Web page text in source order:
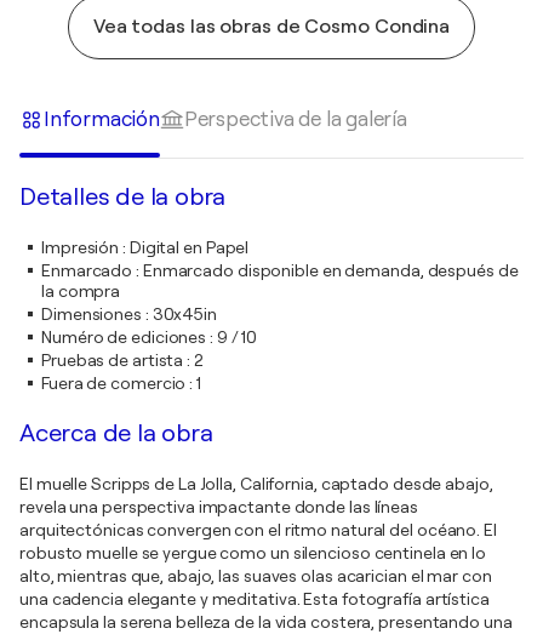
Vea todas las obras de Cosmo Condina
Información Perspectiva de la galería
Detalles de la obra
Impresión : Digital en Papel
Enmarcado : Enmarcado disponible en demanda, después de
la compra
Dimensiones : 30x45in
Numéro de ediciones : 9 / 10
Pruebas de artista : 2
Fuera de comercio :1
Acerca de la obra
El muelle Scripps de La Jolla, California, captado desde abajo,
revela una perspectiva impactante donde las líneas
arquitectónicas convergen con el ritmo natural del océano. El
robusto muelle se yergue como un silencioso centinela en lo
alto, mientras que, abajo, las suaves olas acarician el mar con
una cadencia elegante y meditativa. Esta fotografía artística
encapsula la serena belleza de la vida costera, presentando una